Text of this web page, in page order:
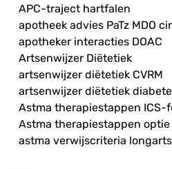
APC-traject hartfalen
apotheek advies PaTz MDO
apotheker interacties DOAC
Artsenwijzer Diëtetiek
artsenwijzer diëtetiek CVRM
artsenwijzer diëtetiek
Astma therapiestappen ICS-
Astma therapiestappen optie
astma verwijscriteria longarts